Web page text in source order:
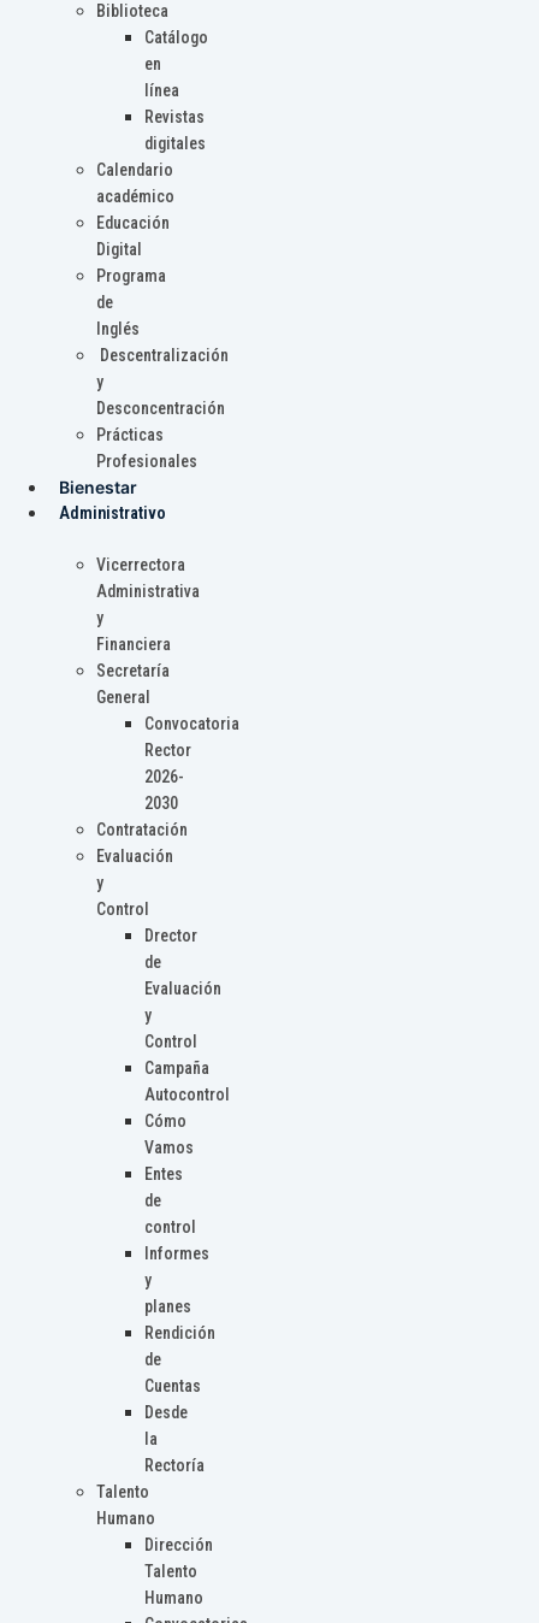
Biblioteca
Catálogo
en
línea
Revistas
digitales
Calendario
académico
Educación
Digital
Programa
de
Inglés
Descentralización
y
Desconcentración
Prácticas
Profesionales
Bienestar
Administrativo
Vicerrectora
Administrativa
y
Financiera
Secretaría
General
Convocatoria
Rector
2026-
2030
Contratación
Evaluación
y
Control
Drector
de
Evaluación
y
Control
Campaña
Autocontrol
Cómo
Vamos
Entes
de
control
Informes
y
planes
Rendición
de
Cuentas
Desde
la
Rectoría
Talento
Humano
Dirección
Talento
Humano